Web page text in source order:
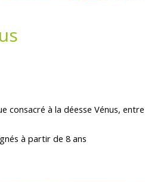
consacré à la déesse Vénus,
à partir de 8 ans